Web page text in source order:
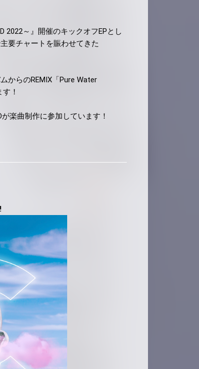
2022～』開催のキックオフEPとし
要チャートを賑わせてきた
からのREMIX「Pure Water
！
が楽曲制作に参加しています！